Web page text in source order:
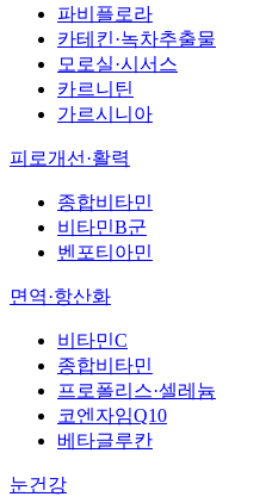
파비플로라
카테킨·녹차추출물
모로실·시서스
카르니틴
가르시니아
피로개선·활력
종합비타민
비타민B군
벤포티아민
면역·항산화
비타민C
종합비타민
프로폴리스·셀레늄
코엔자임Q10
베타글루칸
눈건강